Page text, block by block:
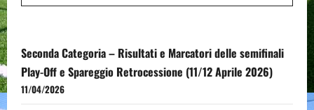
Seconda Categoria – Risultati e Marcatori delle semifinali
Play-Off e Spareggio Retrocessione (11/12 Aprile 2026)
11/04/2026